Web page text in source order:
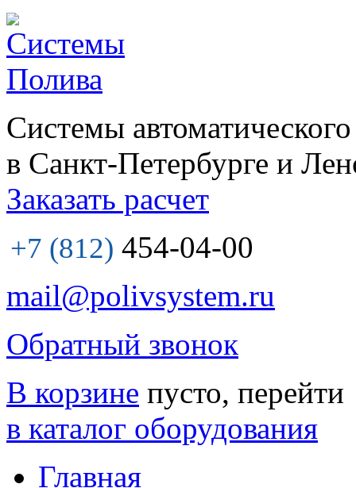
Системы
в Санкт-Петербурге и
Заказать расчет
+7 (812) 454-04-00
mail@polivsystem.ru
Обратный звонок
В корзине пусто, перейти
в каталог оборудования
Главная